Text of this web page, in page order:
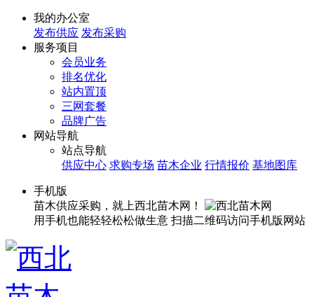
我的办公室
发布供应 发布采购
服务项目
会员业务
排名优化
站内置顶
三网套餐
品牌广告
网站导航
站点导航
供应中心 求购专场 苗木企业 行情报价 基地图库
手机版
苗木供应采购，就上西北苗木网！
用手机也能轻轻松松做生意 扫描二维码访问手机版网站